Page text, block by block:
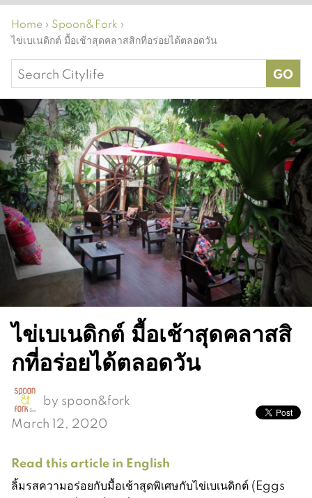
Home › Spoon&Fork ›
ไข่เบเนดิกต์ มื้อเช้าสุดคลาสสิกที่อร่อยได้ตลอดวัน
Search
for:
ไข่เบเนดิกต์ มื้อเช้าสุดคลาสสิ
กที่อร่อยได้ตลอดวัน
by spoon&fork
March 12, 2020
Read this article in English
ลิ้มรสความอร่อยกับมื้อเช้าสุดพิเศษกับไข่เบเนดิกต์ (Eggs